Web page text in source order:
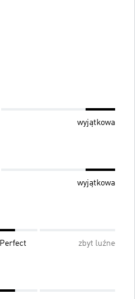
wyjątkowa
wyjątkowa
Perfect zbyt luźne